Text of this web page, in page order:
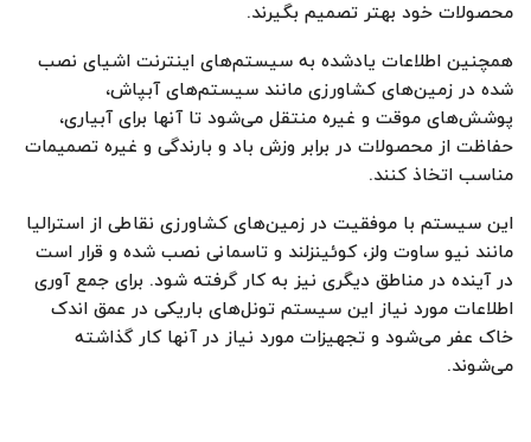
محصولات خود بهتر تصمیم بگیرند.
همچنین اطلاعات یادشده به سیستم‌های اینترنت اشیای نصب
شده در زمین‌های کشاورزی مانند سیستم‌های آبپاش،
پوشش‌های موقت و غیره منتقل می‌شود تا آنها برای آبیاری،
حفاظت از محصولات در برابر وزش باد و بارندگی و غیره تصمیمات
مناسب اتخاذ کنند.
این سیستم با موفقیت در زمین‌های کشاورزی نقاطی از استرالیا
مانند نیو ساوت ولز، کوئینزلند و تاسمانی نصب شده و قرار است
در آینده در مناطق دیگری نیز به کار گرفته شود. برای جمع آوری
اطلاعات مورد نیاز این سیستم تونل‌های باریکی در عمق اندک
خاک عفر می‌شود و تجهیزات مورد نیاز در آنها کار گذاشته
می‌شوند.